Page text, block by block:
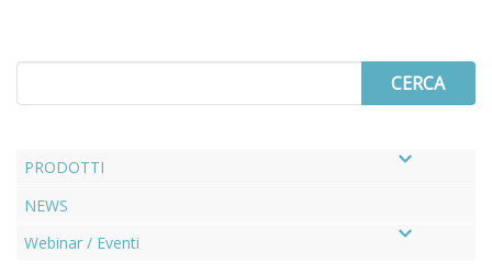
Search
PRODOTTI
NEWS
Webinar / Eventi